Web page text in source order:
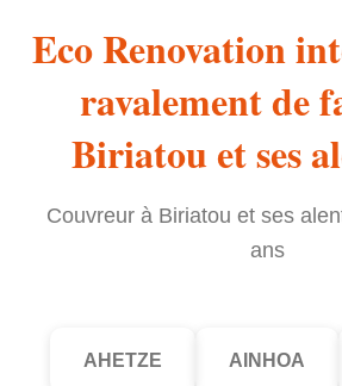
Eco Renovation
ravalement de
Biriatou et ses
Couvreur à Biriatou et ses
ans
AHETZE AINHOA